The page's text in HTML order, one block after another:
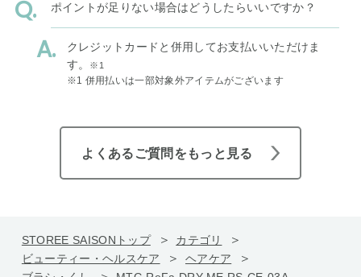
ポイントが足りない場合はどうしたらいいですか？
クレジットカードと併用してお支払いいただけま
す。
※1
※1 併用払いは一部対象外アイテムがございます
よくあるご質問をもっと見る
STOREE SAISONトップ
カテゴリ
ビューティー・ヘルスケア
ヘアケア